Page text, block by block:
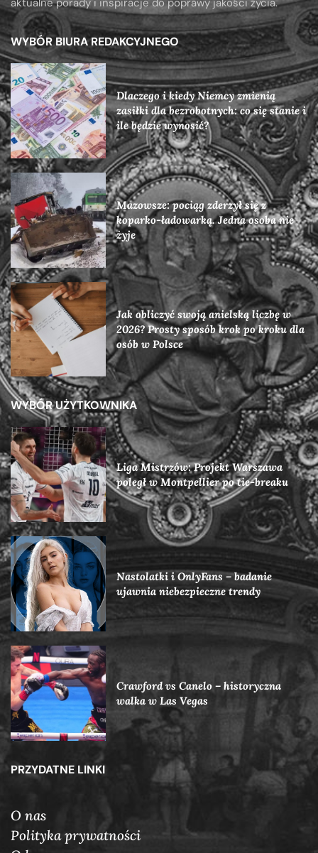
aktualne porady i inspiracje do poprawy jakości życia.
WYBÓR BIURA REDAKCYJNEGO
Dlaczego i kiedy Niemcy zmienią
zasiłki dla bezrobotnych: co się stanie i
ile będzie wynosić?
Mazowsze: pociąg zderzył się z
koparko-ładowarką. Jedna osoba nie
żyje
Jak obliczyć swoją anielską liczbę w
2026? Prosty sposób krok po kroku dla
osób w Polsce
WYBÓR UŻYTKOWNIKA
Liga Mistrzów: Projekt Warszawa
poległ w Montpellier po tie-breaku
Nastolatki i OnlyFans – badanie
ujawnia niebezpieczne trendy
Crawford vs Canelo – historyczna
walka w Las Vegas
PRZYDATNE LINKI
O nas
Polityka prywatności